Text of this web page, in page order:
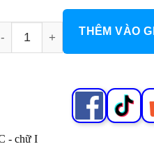
Đầu nối thanh ray chữ I
THÊM VÀO
- chữ I